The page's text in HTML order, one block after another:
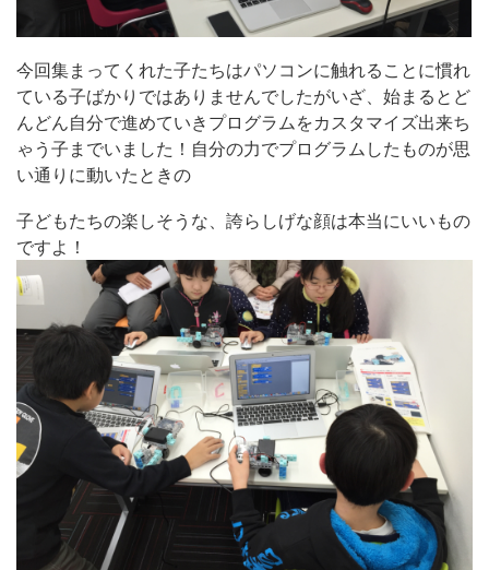
今回集まってくれた子たちはパソコンに触れることに慣れ
ている子ばかりではありませんでしたがいざ、始まるとど
んどん自分で進めていきプログラムをカスタマイズ出来ち
ゃう子までいました！自分の力でプログラムしたものが思
い通りに動いたときの
子どもたちの楽しそうな、誇らしげな顔は本当にいいもの
ですよ！